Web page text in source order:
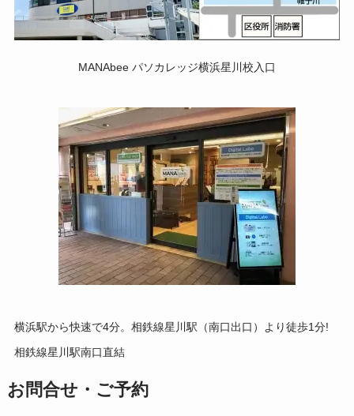
MANAbee パソカレッジ横浜星川校入口
横浜駅から快速で4分。相鉄線星川駅（南口出口）より徒歩1分!
相鉄線星川駅南口直結
お問合せ・ご予約